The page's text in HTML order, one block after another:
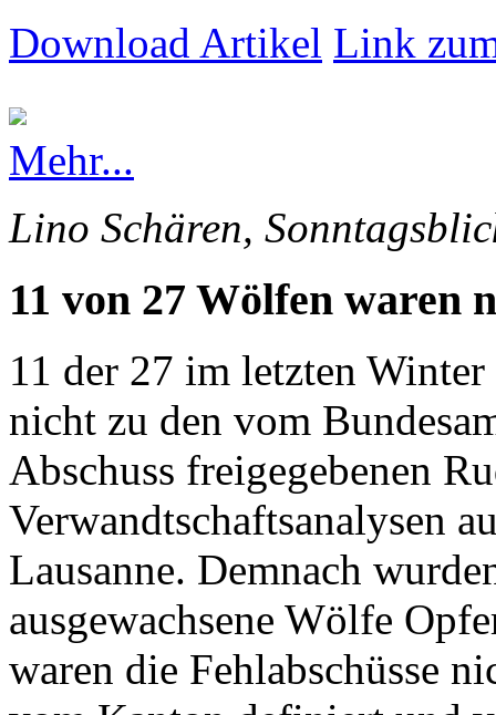
Download Artikel Link
Mehr...
Lino Schären,
11 von 27 Wölfen waren
11 der 27 im letzten
nicht zu den vom
Abschuss freigegebenen
Verwandtschaftsanalysen
Lausanne. Demnach
ausgewachsene Wölfe
waren die Fehlabschüsse